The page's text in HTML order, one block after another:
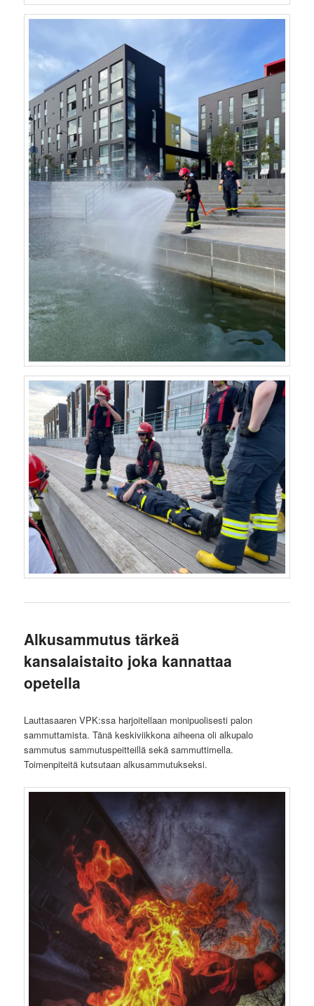
Alkusammutus tärkeä
kansalaistaito joka kannattaa
opetella
Lauttasaaren VPK:ssa harjoitellaan monipuolisesti palon
sammuttamista. Tänä keskiviikkona aiheena oli alkupalo
sammutus sammutuspeitteillä sekä sammuttimella.
Toimenpiteitä kutsutaan alkusammutukseksi.